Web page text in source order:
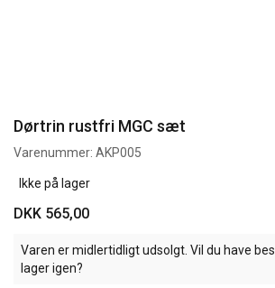
Dørtrin rustfri MGC sæt
Varenummer: AKP005
Ikke på lager
DKK 565,00
Varen er midlertidligt udsolgt. Vil du have
lager igen?